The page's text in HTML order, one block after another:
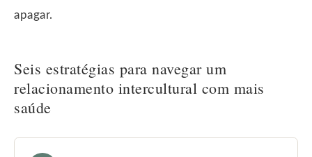
apagar.
Seis estratégias para navegar um
relacionamento intercultural com mais
saúde